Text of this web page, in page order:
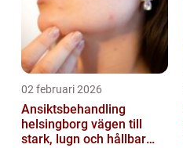
02 februari 2026
Ansiktsbehandling
helsingborg vägen till
stark, lugn och hållbar